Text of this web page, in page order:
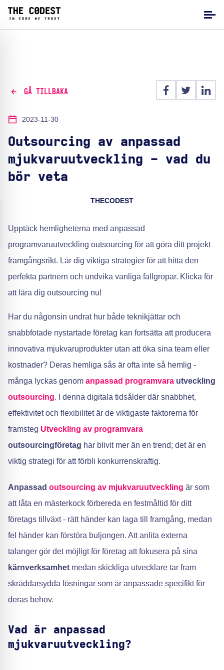
GÅ TILLBAKA
2023-11-30
Outsourcing av anpassad
mjukvaruutveckling - vad du
bör veta
THECODEST
Upptäck hemligheterna med anpassad
programvaruutveckling outsourcing för att göra ditt projekt
framgångsrikt. Lär dig viktiga strategier för att hitta den
perfekta partnern och undvika vanliga fallgropar. Klicka för
att lära dig outsourcing nu!
Har du någonsin undrat hur både teknikjättar och
snabbfotade nystartade företag kan fortsätta att producera
innovativa mjukvaruprodukter utan att öka sina team eller
kostnader? Deras hemliga sås är ofta inte så hemlig -
många lyckas genom anpassad programvara utveckling
outsourcing. I denna digitala tidsålder där snabbhet,
effektivitet och flexibilitet är de viktigaste faktorerna för
framsteg Utveckling av programvara
outsourcingföretag har blivit mer än en trend; det är en
viktig strategi för att förbli konkurrenskraftig.
Anpassad outsourcing av mjukvaruutveckling är som
att låta en mästerkock förbereda en festmåltid för ditt
företags tillväxt - rätt händer kan laga till framgång, medan
fel händer kan förstöra buljongen. Att anlita externa
talanger gör det möjligt för företag att fokusera på sina
kärnverksamhet medan skickliga utvecklare tar fram
skräddarsydda lösningar som är anpassade specifikt för
deras behov.
Vad är anpassad
mjukvaruutveckling?